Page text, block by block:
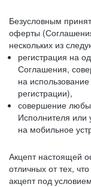
Безусловным
оферты
нескольких из
регистрация на
Соглашения,
на
регистрации),
совершение
Исполнителя или
на мобильное
Акцепт настоящей
отличных от тех,
акцепт под